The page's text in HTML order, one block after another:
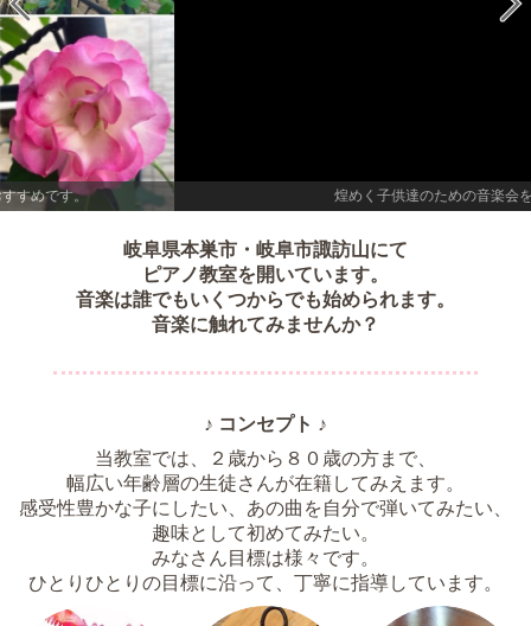
煌めく子供達のための音楽会を開催しています。
岐阜県本巣市・岐阜市諏訪山にて
ピアノ教室を開いています。
音楽は誰でもいくつからでも始められます。
音楽に触れてみませんか？
♪ コンセプト ♪
当教室では、２歳から８０歳の方まで、
幅広い年齢層の生徒さんが在籍してみえます。
感受性豊かな子にしたい、あの曲を自分で弾いてみたい、
趣味として初めてみたい。
みなさん目標は様々です。
ひとりひとりの目標に沿って、丁寧に指導しています。